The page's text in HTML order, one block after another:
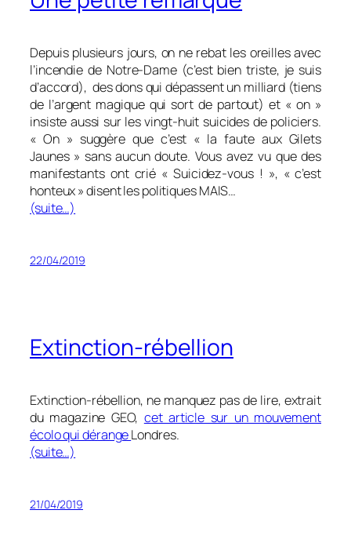
Depuis plusieurs jours, on ne rebat les oreilles avec
l’incendie de Notre-Dame (c’est bien triste, je suis
d’accord), des dons qui dépassent un milliard (tiens
de l’argent magique qui sort de partout) et « on »
insiste aussi sur les vingt-huit suicides de policiers.
« On » suggère que c’est « la faute aux Gilets
Jaunes » sans aucun doute. Vous avez vu que des
manifestants ont crié « Suicidez-vous ! », « c’est
honteux » disent les politiques MAIS…
(suite…)
22/04/2019
Extinction-rébellion
Extinction-rébellion, ne manquez pas de lire, extrait
du magazine GEO, cet article sur un mouvement
écolo qui dérangeLondres.
(suite…)
21/04/2019